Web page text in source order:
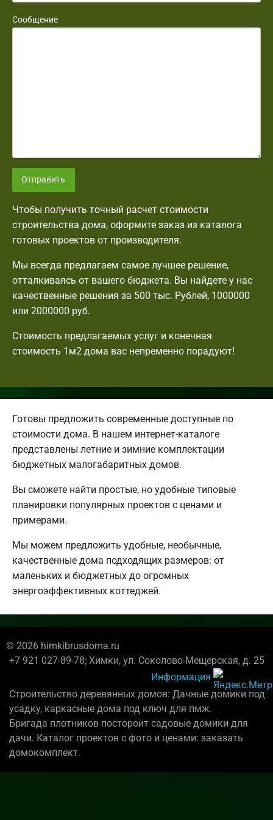
Сообщение
Отправить
Чтобы получить точный расчет стоимости
строительства дома, оформите заказ из каталога
готовых проектов от производителя.
Мы всегда предлагаем самое лучшее решение,
отталкиваясь от вашего бюджета. Вы найдете у нас
качественные решения за 500 тыс. Рублей, 1000000
или 2000000 руб.
Стоимость предлагаемых услуг и конечная
стоимость 1м2 дома вас непременно порадуют!
Готовы предложить современные доступные по
стоимости дома. В нашем интернет-каталоге
представлены летние и зимние комплектации
бюджетных малогабаритных домов.
Вы сможете найти простые, но удобные типовые
планировки популярных проектов с ценами и
примерами.
Мы можем предложить удобные, необычные,
качественные дома подходящих размеров: от
маленьких и бюджетных до огромных
энергоэффективных коттеджей.
© 2026 himkibrusdoma.ru
+7 921 027-89-78; Химки, ул. Соколово-Мещерская, д. 25
Информация
Строительство деревянных домов: Дачные домики под
усадку, каркасные дома под ключ для пмж.
Бригада плотников постороит садовые домики для
дачи. Каталог проектов с фото и ценами: заказать
домокомплект.